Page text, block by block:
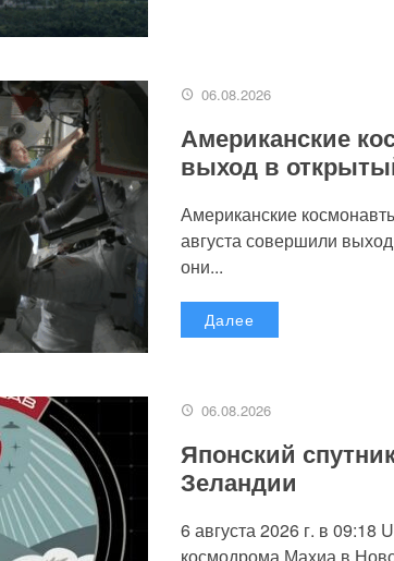
06.08.2026
Американские
выход в
Американские
августа совершили
они...
Далее
06.08.2026
Японский
Зеландии
6 августа 2026 г. в 09:18
космодрома Махиа в